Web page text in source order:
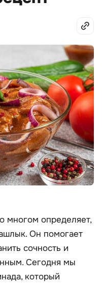
многом определяет,
Он помогает
сочность и
Сегодня мы
который